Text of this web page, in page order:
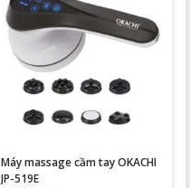
Máy massage cầm tay OKACHI
JP-519E